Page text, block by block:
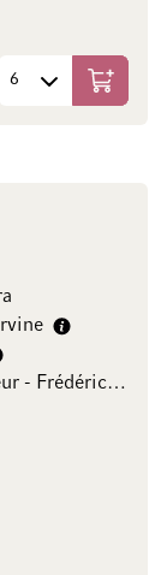
Cave L'Orpailleur - Frédéric Dumoulin